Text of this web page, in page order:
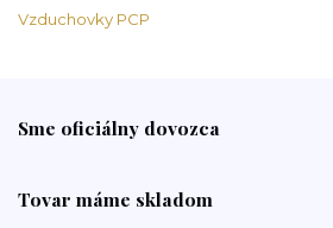
Vzduchovky PCP
Sme oficiálny dovozca
Tovar máme skladom